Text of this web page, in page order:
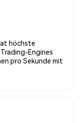
höchste
Engines
pro Sekunde mit